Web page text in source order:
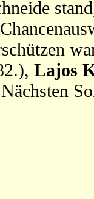
Lajos
Nächsten